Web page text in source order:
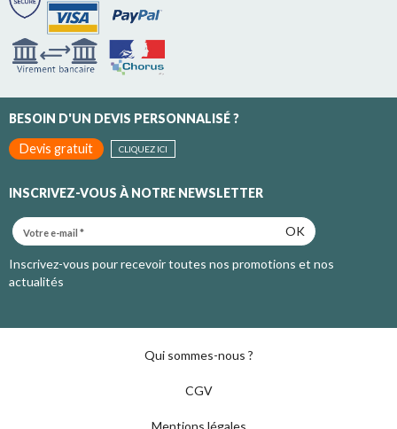
BESOIN D'UN DEVIS PERSONNALISÉ ?
Devis gratuit
CLIQUEZ ICI
INSCRIVEZ-VOUS À NOTRE NEWSLETTER
OK
Inscrivez-vous pour recevoir toutes nos promotions et nos
actualités
Qui sommes-nous ?
CGV